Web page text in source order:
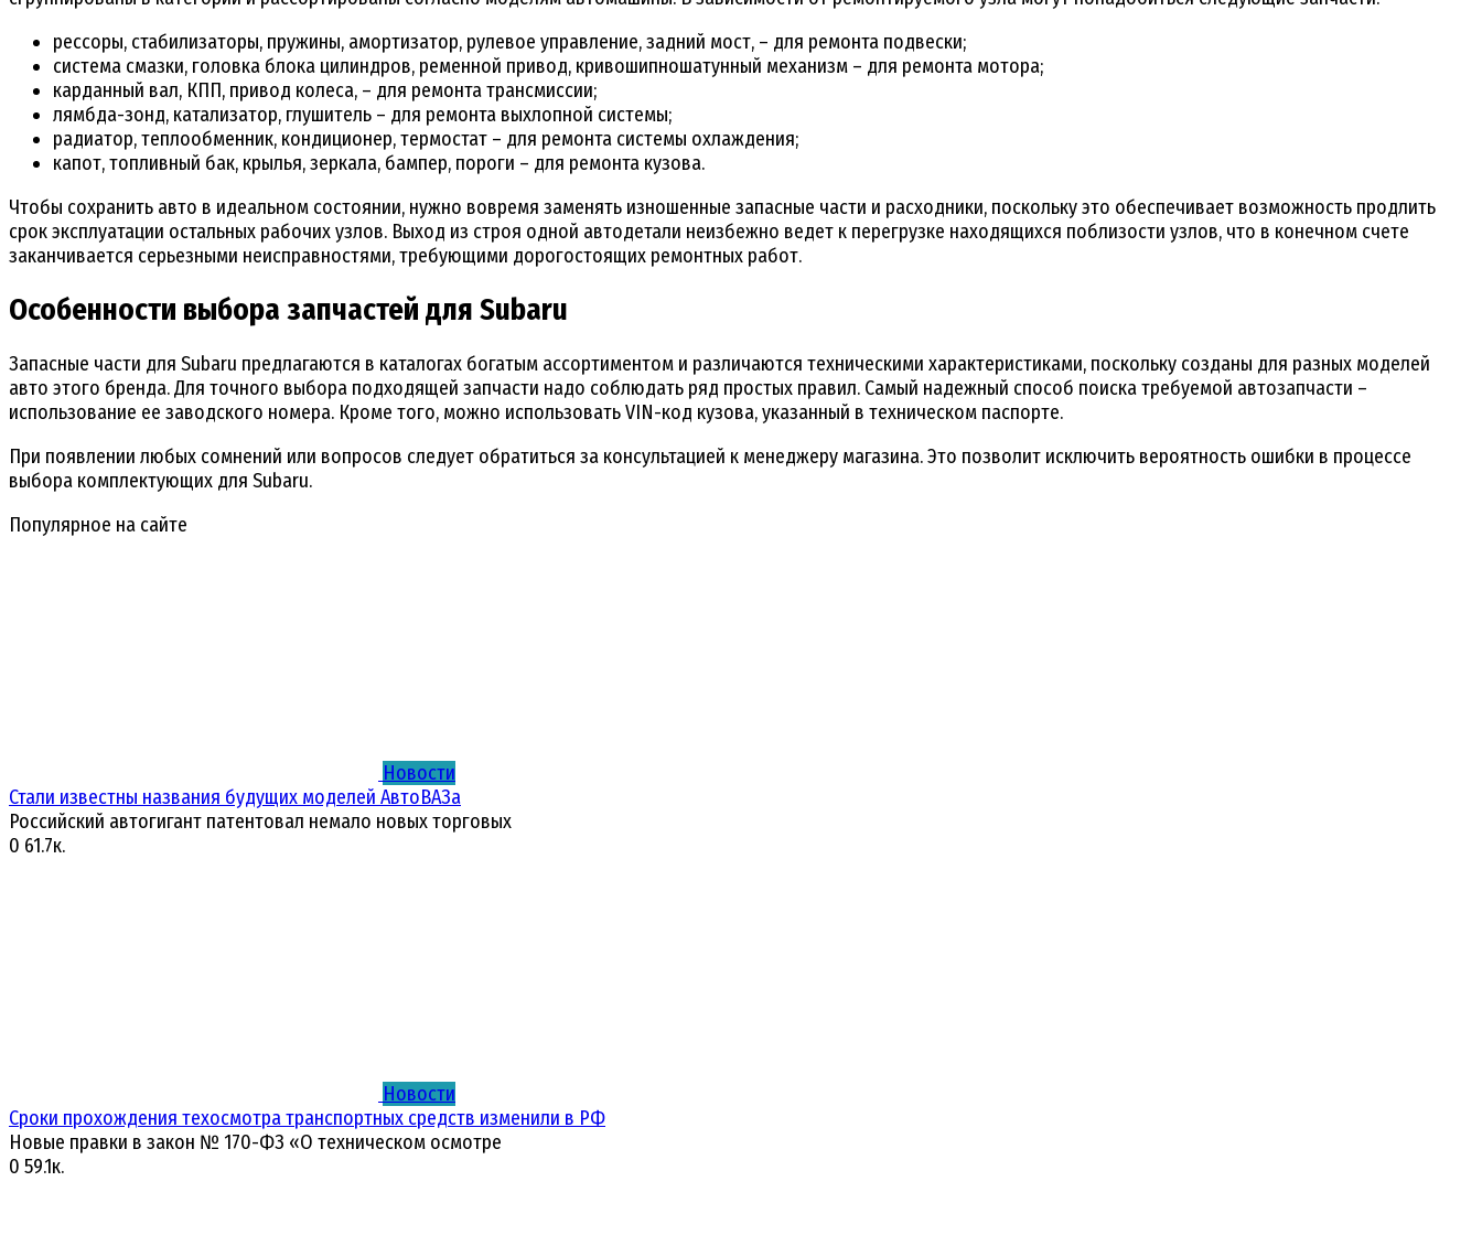
рессоры, стабилизаторы, пружины, амортизатор, рулевое управление, задний мост, – для ремонта подвески;
система смазки, головка блока цилиндров, ременной привод, кривошипношатунный механизм – для ремонта мотора;
карданный вал, КПП, привод колеса, – для ремонта трансмиссии;
лямбда-зонд, катализатор, глушитель – для ремонта выхлопной системы;
радиатор, теплообменник, кондиционер, термостат – для ремонта системы охлаждения;
капот, топливный бак, крылья, зеркала, бампер, пороги – для ремонта кузова.
Чтобы сохранить авто в идеальном состоянии, нужно вовремя заменять изношенные запасные части и расходники, поскольку это обеспечивает возможность продлить
срок эксплуатации остальных рабочих узлов. Выход из строя одной автодетали неизбежно ведет к перегрузке находящихся поблизости узлов, что в конечном счете
заканчивается серьезными неисправностями, требующими дорогостоящих ремонтных работ.
Особенности выбора запчастей для Subaru
Запасные части для Subaru предлагаются в каталогах богатым ассортиментом и различаются техническими характеристиками, поскольку созданы для разных моделей
авто этого бренда. Для точного выбора подходящей запчасти надо соблюдать ряд простых правил. Самый надежный способ поиска требуемой автозапчасти –
использование ее заводского номера. Кроме того, можно использовать VIN-код кузова, указанный в техническом паспорте.
При появлении любых сомнений или вопросов следует обратиться за консультацией к менеджеру магазина. Это позволит исключить вероятность ошибки в процессе
выбора комплектующих для Subaru.
Популярное на сайте
Новости
Стали известны названия будущих моделей АвтоВАЗа
Российский автогигант патентовал немало новых торговых
0 61.7к.
Новости
Сроки прохождения техосмотра транспортных средств изменили в РФ
Новые правки в закон № 170-ФЗ «О техническом осмотре
0 59.1к.